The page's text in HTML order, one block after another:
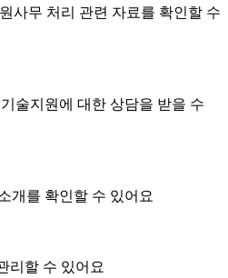
사무 처리 관련 자료를 확인할 수
술지원에 대한 상담을 받을 수
개를 확인할 수 있어요
리할 수 있어요